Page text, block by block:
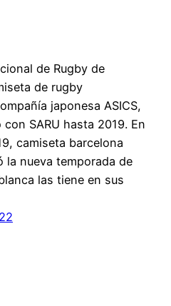
de Rugby de
de rugby
japonesa ASICS,
SARU hasta 2019. En
camiseta barcelona
la nueva temporada de
las tiene en sus